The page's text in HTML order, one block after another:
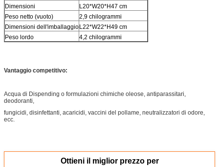
Dimensioni
L20*W20*H47 cm
Peso netto (vuoto)
2,9 chilogrammi
Dimensioni dell'imballaggioL22*W22*H49 cm
Peso lordo
4,2 chilogrammi
Vantaggio competitivo:
Acqua di Dispending o formulazioni chimiche oleose, antiparassitari,
deodoranti,
fungicidi, disinfettanti, acaricidi, vaccini del pollame, neutralizzatori di odore,
ecc.
Ottieni il miglior prezzo per